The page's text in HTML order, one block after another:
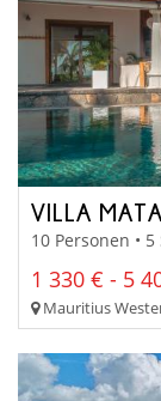
VILLA
10 Personen •
1 330 € - 5
Mauritius